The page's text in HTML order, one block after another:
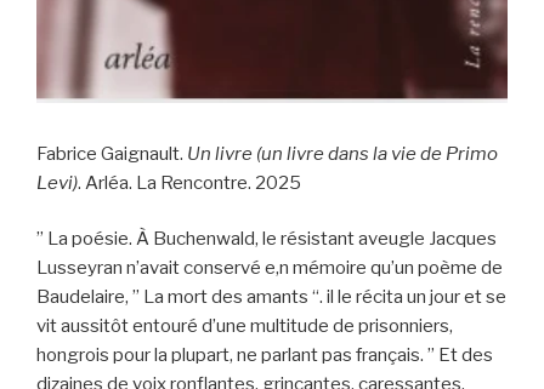
Fabrice Gaignault. Un livre (un livre dans la vie de Primo
Levi). Arléa. La Rencontre. 2025
” La poésie. À Buchenwald, le résistant aveugle Jacques
Lusseyran n’avait conservé e,n mémoire qu’un poème de
Baudelaire, ” La mort des amants “. il le récita un jour et se
vit aussitôt entouré d’une multitude de prisonniers,
hongrois pour la plupart, ne parlant pas français. ” Et des
dizaines de voix ronflantes, grinçantes, caressantes,